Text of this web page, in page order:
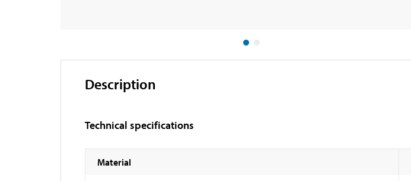
Description
Technical specifications
Material